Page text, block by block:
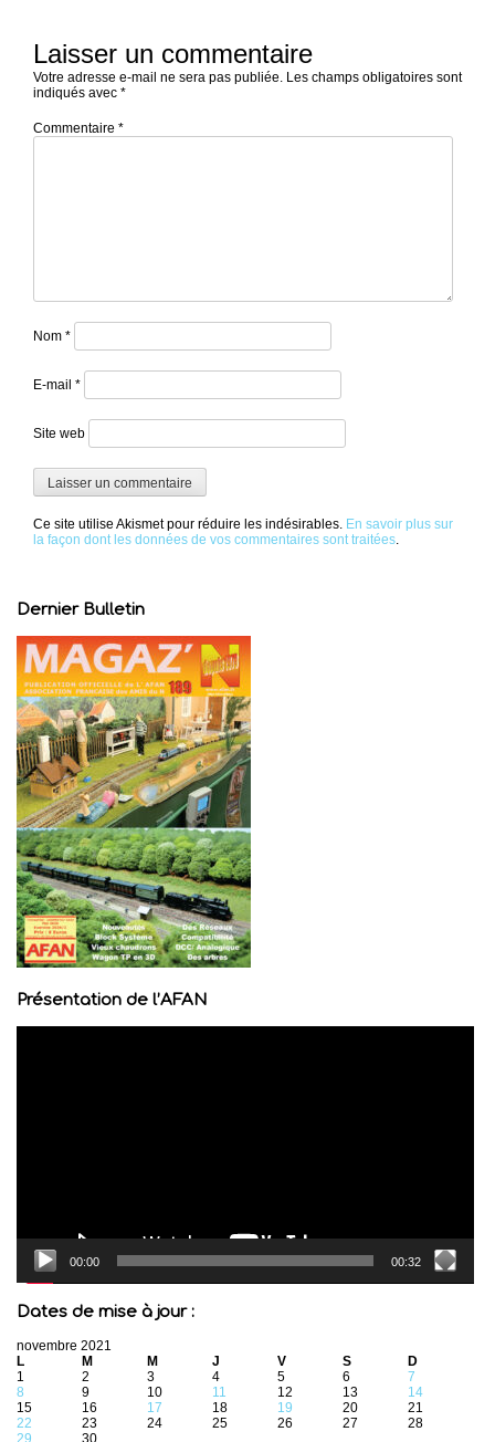
Laisser un commentaire
Votre adresse e-mail ne sera pas publiée. Les champs obligatoires sont
indiqués avec *
Commentaire *
Nom *
E-mail *
Site web
Ce site utilise Akismet pour réduire les indésirables. En savoir plus sur
la façon dont les données de vos commentaires sont traitées.
Dernier Bulletin
Présentation de l’AFAN
00:00 00:32
Dates de mise à jour :
novembre 2021
L
M M J V S
D
1
2 3 4 5 6
7
8
9 10 11 12 13
14
15
16 17 18 19 20
21
22
23 24 25 26 27
28